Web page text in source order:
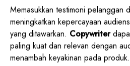
Memasukkan testimoni pelanggan
meningkatkan kepercayaan
yang ditawarkan. Copywriter
paling kuat dan relevan dengan
menambah keyakinan pada produk.